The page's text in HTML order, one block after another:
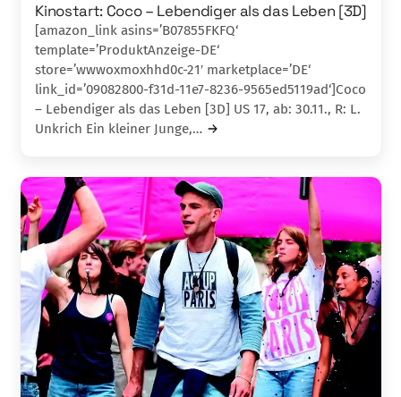
Kinostart: Coco – Lebendiger als das Leben [3D]
[amazon_link asins=’B07855FKFQ‘
template=’ProduktAnzeige-DE‘
store=’wwwoxmoxhhd0c-21′ marketplace=’DE‘
link_id=’09082800-f31d-11e7-8236-9565ed5119ad‘]Coco
– Lebendiger als das Leben [3D] US 17, ab: 30.11., R: L.
Unkrich Ein kleiner Junge,…